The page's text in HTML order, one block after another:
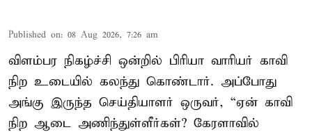
Published on: 08 Aug 2026, 7:26 am
விளம்பர நிகழ்ச்சி ஒன்றில் பிரியா வாரியர் காவி
நிற உடையில் கலந்து கொண்டார். அப்போது
அங்கு இருந்த செய்தியாளர் ஒருவர், “ஏன் காவி
நிற ஆடை அணிந்துள்ளீர்கள்? கேரளாவில்